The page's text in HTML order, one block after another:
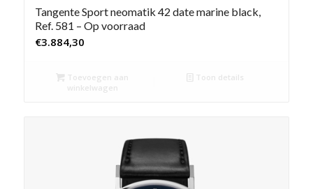
Tangente Sport neomatik 42 date marine black,
Ref. 581 – Op voorraad
€3.884,30
Toevoegen aan
winkelwagen
Toon details